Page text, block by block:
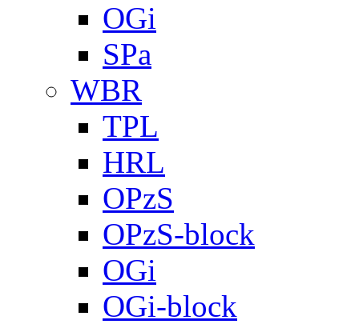
OGi
SPa
WBR
TPL
HRL
OPzS
OPzS-block
OGi
OGi-block